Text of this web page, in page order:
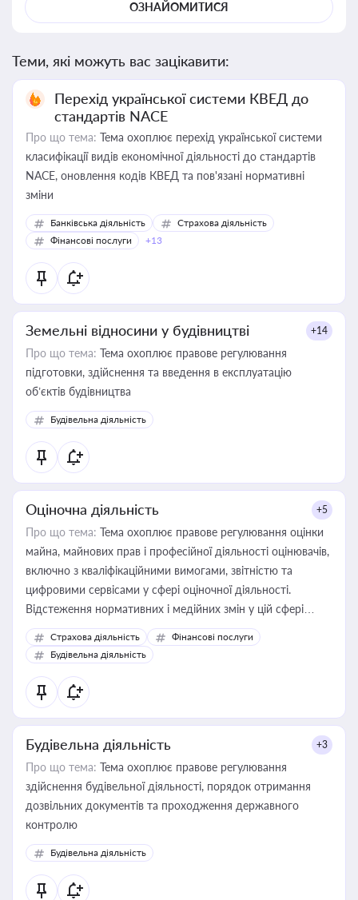
ОЗНАЙОМИТИСЯ
Теми, які можуть вас зацікавити:
Перехід української системи КВЕД до
стандартів NACE
Про що тема: Тема охоплює перехід української системи
класифікації видів економічної діяльності до стандартів
NACE, оновлення кодів КВЕД та пов'язані нормативні
зміни
Банківська діяльність
Страхова діяльність
Фінансові послуги
+13
Земельні відносини у будівництві +14
Про що тема: Тема охоплює правове регулювання
підготовки, здійснення та введення в експлуатацію
об’єктів будівництва
Будівельна діяльність
Оціночна діяльність +5
Про що тема: Тема охоплює правове регулювання оцінки
майна, майнових прав і професійної діяльності оцінювачів,
включно з кваліфікаційними вимогами, звітністю та
цифровими сервісами у сфері оціночної діяльності.
Відстеження нормативних і медійних змін у цій сфері
корисне для власника бізнесу, керівника, юриста або
бухгалтера під час оподаткування, приватизації, оренди
державного майна, корпоративних угод і перевірки
статусу суб'єктів оціночної діяльності
Страхова діяльність
Фінансові послуги
Будівельна діяльність
Будівельна діяльність +3
Про що тема: Тема охоплює правове регулювання
здійснення будівельної діяльності, порядок отримання
дозвільних документів та проходження державного
контролю
Будівельна діяльність